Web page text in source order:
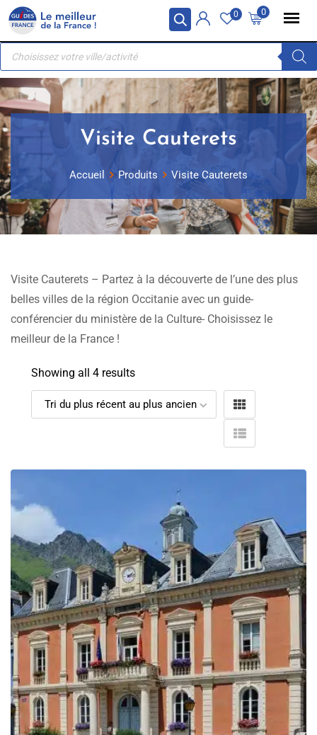
Panneau de gestion des cookies
Skip
content
0
0
Recherche
produits
Visite Cauterets
Accueil Produits Visite Cauterets
Visite Cauterets – Partez à la découverte de l’une des plus
belles villes de la région Occitanie avec un guide-
conférencier du ministère de la Culture- Choisissez le
meilleur de la France !
Showing all 4 results